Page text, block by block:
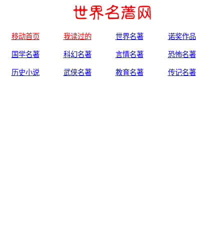
移动首页 我读过的 世界名著 诺奖作品
国学名著 科幻名著 言情名著 恐怖名著
历史小说 武侠名著 教育名著 传记名著